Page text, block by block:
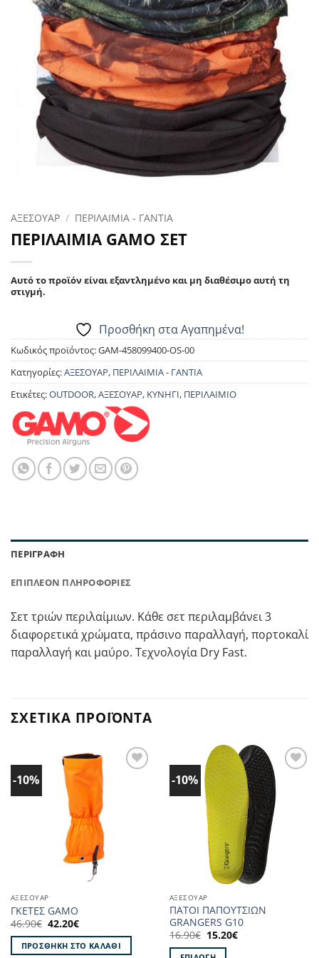
ΑΞΕΣΟΥΑΡ / ΠΕΡΙΛΑΙΜΙΑ - ΓΑΝΤΙΑ
ΠΕΡΙΛΑΙΜΙΑ GAMO ΣΕΤ
Αυτό το προϊόν είναι εξαντλημένο και μη διαθέσιμο αυτή τη
στιγμή.
Προσθήκη στα Αγαπημένα!
Κωδικός προϊόντος:GAM-458099400-OS-00
Κατηγορίες:ΑΞΕΣΟΥΑΡ, ΠΕΡΙΛΑΙΜΙΑ - ΓΑΝΤΙΑ
Ετικέτες:OUTDOOR,ΑΞΕΣΟΥΑΡ, ΚΥΝΗΓΙ, ΠΕΡΙΛΑΙΜΙΟ
ΠΕΡΙΓΡΑΦΉ
ΕΠΙΠΛΈΟΝ ΠΛΗΡΟΦΟΡΊΕΣ
Σετ τριών περιλαίμιων. Κάθε σετ περιλαμβάνει 3
διαφορετικά χρώματα, πράσινο παραλλαγή, πορτοκαλί
παραλλαγή και μαύρο. Τεχνολογία Dry Fast.
ΣΧΕΤΙΚΆ ΠΡΟΪΌΝΤΑ
-10%
Προσθήκη
Αγαπημένα!
ΑΞΕΣΟΥΑΡ
ΓΚΕΤΕΣ GAMO
46.90€ Original
price
was:
46.90€.
42.20€Η
τρέχουσα
τιμή
είναι:
ΠΡΟΣΘΉΚΗ ΣΤΟ ΚΑΛΆΘΙ
-10%
Προσθήκη
στα
Αγαπημένα!
ΑΞΕΣΟΥΑΡ
ΠΑΤΟΙ ΠΑΠΟΥΤΣΙΩΝ
GRANGERS G10
16.90€ Original
was:
15.20€Η